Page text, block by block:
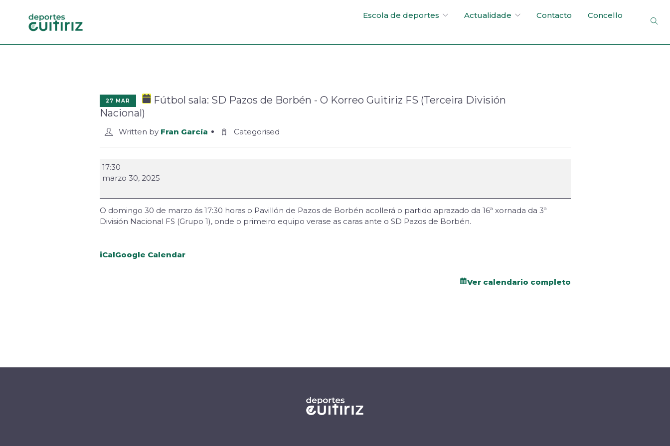
Escola de deportes Actualidade Contacto Concello
27 MAR
Fútbol sala: SD Pazos de Borbén - O Korreo Guitiriz FS (Terceira División
Nacional)
Written by Fran García Categorised
17:30
marzo 30, 2025
O domingo 30 de marzo ás 17:30 horas o Pavillón de Pazos de Borbén acollerá o partido aprazado da 16ª xornada da 3ª
División Nacional FS (Grupo 1), onde o primeiro equipo verase as caras ante o SD Pazos de Borbén.
iCalGoogle Calendar
Ver calendario completo